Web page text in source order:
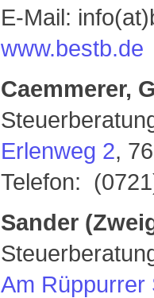
E-Mail:
www.bestb.de
Caemmerer,
Erlenweg 2,
Telefon:
Sander
Am Rüppurrer